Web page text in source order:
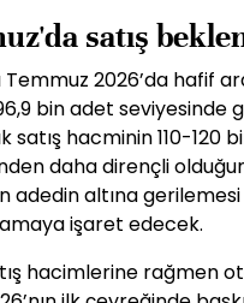
satış
2026’da hafif
bin adet
satış hacminin 110-120
daha dirençli
adedin altına
işaret edecek.
hacimlerine rağmen